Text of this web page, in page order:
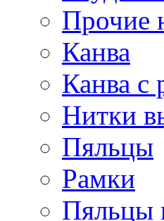
Прочие
Канва
Канва с
Нитки
Пяльцы
Рамки
Пяльцы